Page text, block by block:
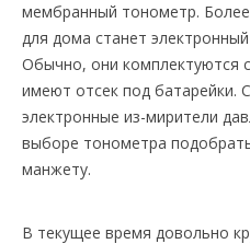
мембранный тонометр.
для дома станет
Обычно, они комплектуются
имеют отсек под батарейки.
электронные из-мирители
выборе тонометра
манжету.
В текущее время довольно